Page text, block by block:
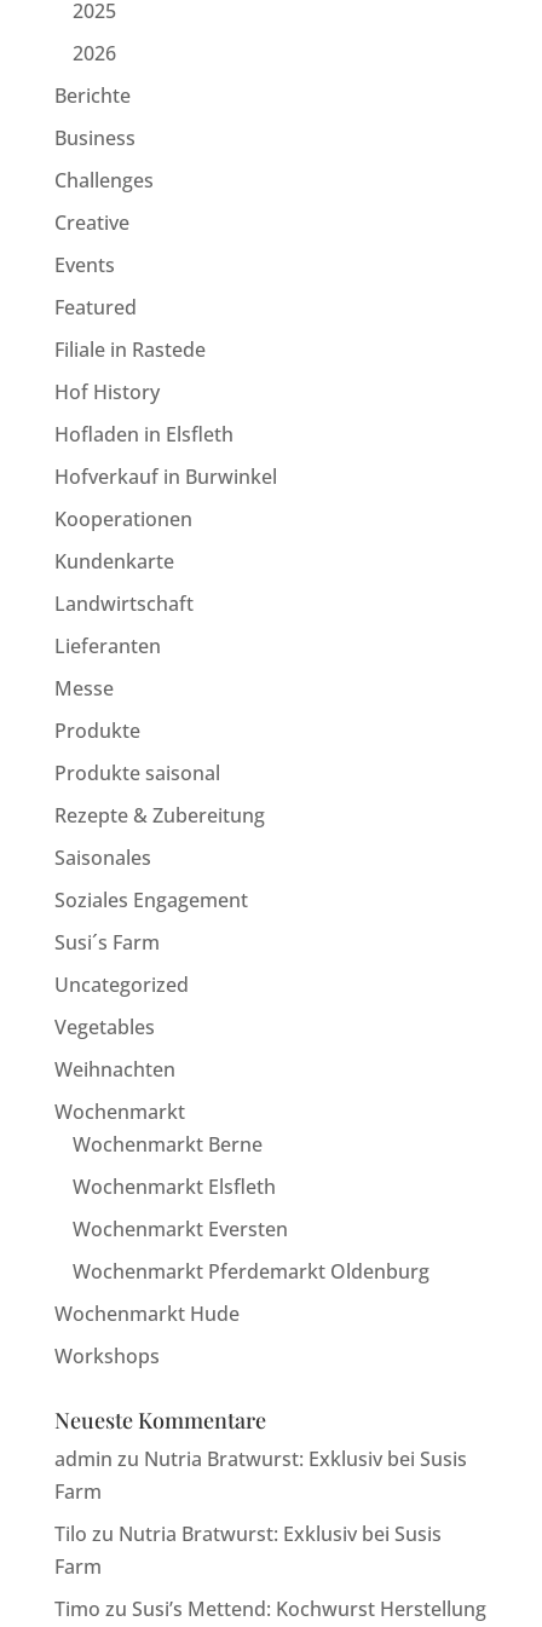
2025
2026
Berichte
Business
Challenges
Creative
Events
Featured
Filiale in Rastede
Hof History
Hofladen in Elsfleth
Hofverkauf in Burwinkel
Kooperationen
Kundenkarte
Landwirtschaft
Lieferanten
Messe
Produkte
Produkte saisonal
Rezepte & Zubereitung
Saisonales
Soziales Engagement
Susi´s Farm
Uncategorized
Vegetables
Weihnachten
Wochenmarkt
Wochenmarkt Berne
Wochenmarkt Elsfleth
Wochenmarkt Eversten
Wochenmarkt Pferdemarkt Oldenburg
Wochenmarkt Hude
Workshops
Neueste Kommentare
admin zu Nutria Bratwurst: Exklusiv bei Susis
Farm
Tilo zu Nutria Bratwurst: Exklusiv bei Susis
Farm
Timo zu Susi’s Mettend: Kochwurst Herstellung